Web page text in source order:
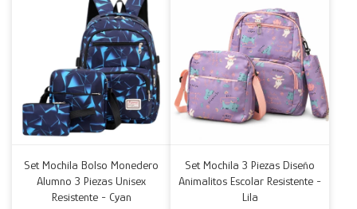
Set Mochila Bolso Monedero
Alumno 3 Piezas Unisex
Resistente - Cyan
Set Mochila 3 Piezas Diseño
Animalitos Escolar Resistente -
Lila